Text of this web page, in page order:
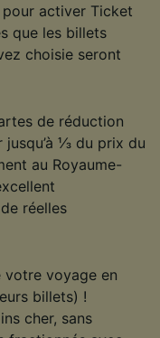
activer Ticket
que les billets
choisie seront
de réduction
jusqu’à ⅓ du prix du
au Royaume-
réelles
votre voyage en
billets) !
cher, sans